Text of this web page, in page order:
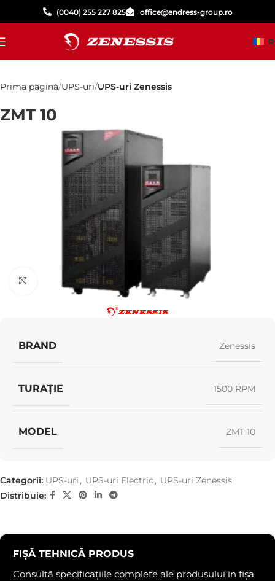
(0040) 255 227 825 office@endress-group.ro
Prima pagină UPS-uri UPS-uri Zenessis
ZMT 10
Click pentru a mări
BRAND Zenessis
TURAȚIE 1500 RPM
MODEL ZMT 10
Categorii: UPS-uri , UPS-uri Electric , UPS-uri Zenessis
Distribuie:
FIȘĂ TEHNICĂ PRODUS
Consultă specificațiile complete ale produsului în fișa